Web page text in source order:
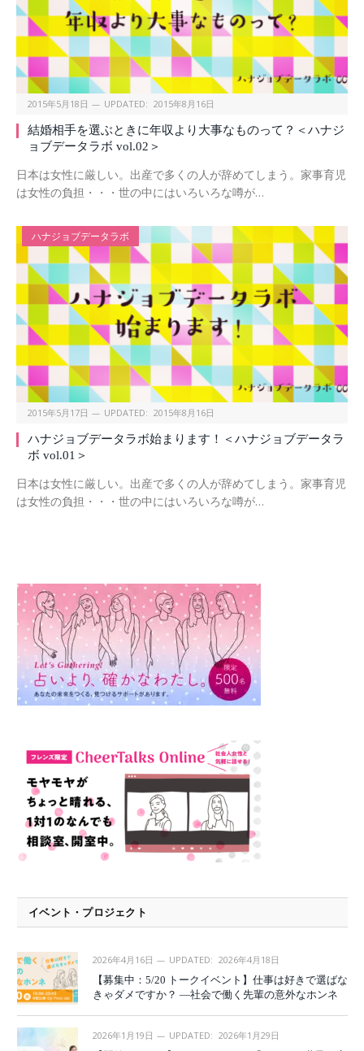
2015年5月18日 UPDATED: 2015年8月16日
結婚相手を選ぶときに年収より大事なものって？＜ハナジ
ョブデータラボ vol.02＞
日本は女性に厳しい。出産で多くの人が辞めてしまう。家事育児
は女性の負担・・・世の中にはいろいろな噂が…
ハナジョブデータラボ
2015年5月17日 UPDATED: 2015年8月16日
ハナジョブデータラボ始まります！＜ハナジョブデータラ
ボ vol.01＞
日本は女性に厳しい。出産で多くの人が辞めてしまう。家事育児
は女性の負担・・・世の中にはいろいろな噂が…
イベント・プロジェクト
2026年4月16日 UPDATED: 2026年4月18日
【募集中：5/20 トークイベント】仕事は好きで選ばな
きゃダメですか？ —社会で働く先輩の意外なホンネ
2026年1月19日 UPDATED: 2026年1月29日